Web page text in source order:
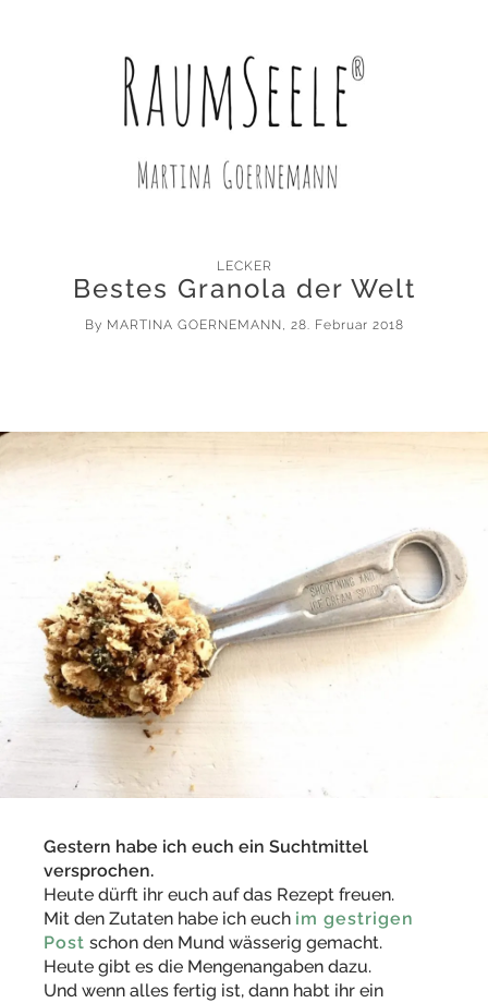
LECKER
Bestes Granola der Welt
By MARTINA GOERNEMANN , 28. Februar 2018
Gestern habe ich euch ein Suchtmittel
versprochen.
Heute dürft ihr euch auf das Rezept freuen.
Mit den Zutaten habe ich euch im gestrigen
Post schon den Mund wässerig gemacht.
Heute gibt es die Mengenangaben dazu.
Und wenn alles fertig ist, dann habt ihr ein